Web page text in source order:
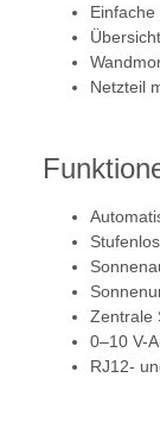
Netzteil
Zentrale
0–10 V-
RJ12-